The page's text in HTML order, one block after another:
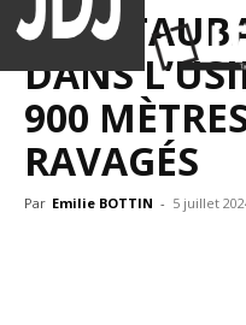
DANS
900
RAVAGÉS
Par Emilie BOTTIN - 5 juillet